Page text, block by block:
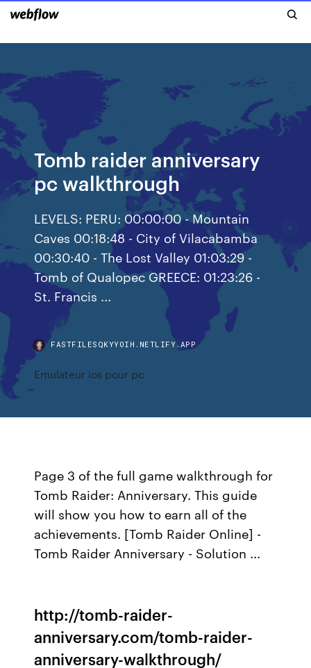
Tomb raider anniversary
pc walkthrough
LEVELS: PERU: 00:00:00 - Mountain
Caves 00:18:48 - City of Vilacabamba
00:30:40 - The Lost Valley 01:03:29 -
Tomb of Qualopec GREECE: 01:23:26 -
St. Francis ...
FASTFILESQKYYOIH.NETLIFY.APP
Emulateur ios pour pc
Page 3 of the full game walkthrough for
Tomb Raider: Anniversary. This guide
will show you how to earn all of the
achievements. [Tomb Raider Online] -
Tomb Raider Anniversary - Solution ...
http://tomb-raider-
anniversary.com/tomb-raider-
anniversary-walkthrough/